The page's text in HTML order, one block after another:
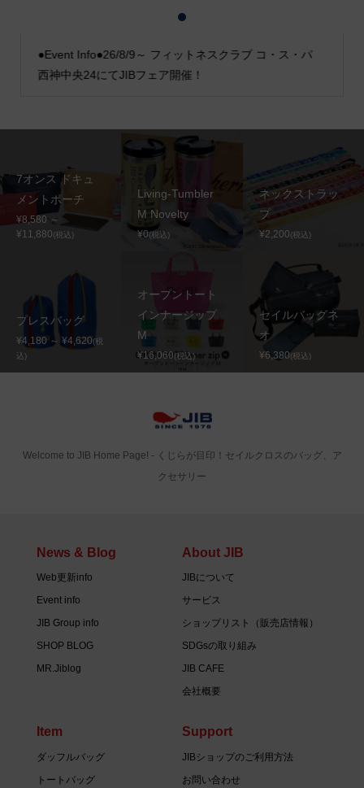
●Event Info●26/8/9～ フィットネスクラブ コ・ス・パ
西神中央24にてJIBフェア開催！
2
7オンス ドキュ
メントポーチ
¥8,580 ～
¥11,880(税込)
Living-Tumbler
M Novelty
¥0(税込)
ネックストラッ
プ
¥2,200(税込)
プレスバッグ
¥4,180 ～ ¥4,620(税
込)
オープントート
インナージップ
M
¥16,060(税込)
セイルバッグネ
オ
¥6,380(税込)
Welcome to JIB Home Page! ‐ くじらが目印！セイルクロスのバッグ、ア
クセサリー
News & Blog
Web更新info
Event info
JIB Group info
SHOP BLOG
MR.Jiblog
About JIB
JIBについて
サービス
ショップリスト（販売店情報）
SDGsの取り組み
JIB CAFE
会社概要
Item
ダッフルバッグ
トートバッグ
Support
JIBショップのご利用方法
お問い合わせ